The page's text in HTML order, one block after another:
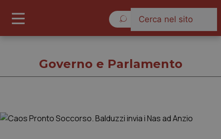
Governo e Parlamento